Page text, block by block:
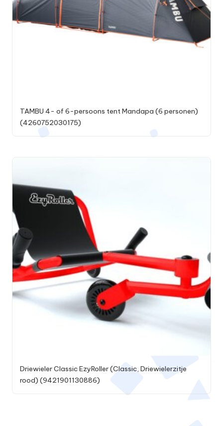
TAMBU 4- of 6-persoons tent Mandapa (6 personen)
(4260752030175)
Driewieler Classic EzyRoller (Classic, Driewielerzitje
rood) (9421901130886)